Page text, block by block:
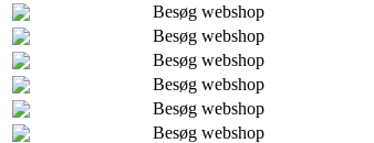
Besøg webshop
Besøg webshop
Besøg webshop
Besøg webshop
Besøg webshop
Besøg webshop